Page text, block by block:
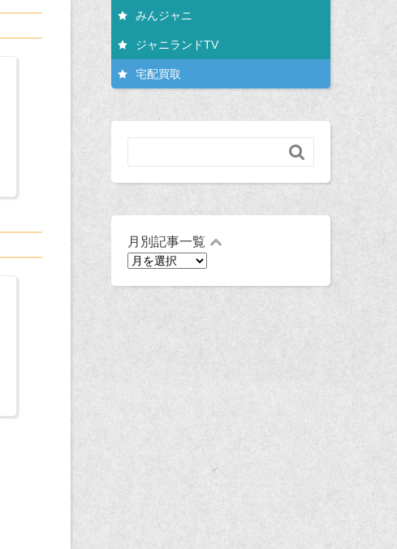
みんジャニ
ジャニランドTV
宅配買取

月別記事一覧
月